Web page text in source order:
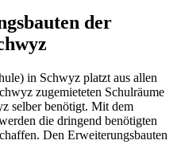
der
in Schwyz platzt aus allen
zugemieteten Schulräume
selber benötigt. Mit dem
die dringend benötigten
Den Erweiterungsbauten